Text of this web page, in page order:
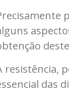
resistência,
das